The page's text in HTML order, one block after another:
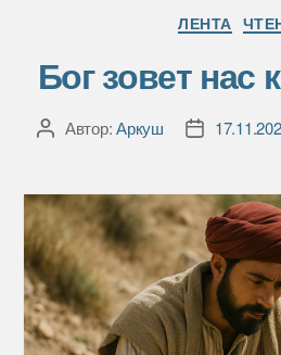
ЛЕНТА
Бог зовет нас
АвторАвтор:Аркуш
Дата